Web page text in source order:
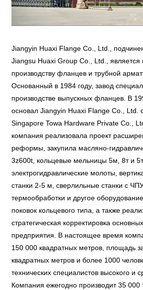
Jiangyin Huaxi Flange Co., Ltd.,
Jiangsu Huaxi Group Co., Ltd.,
производству фланцев и трубной
Основанный в 1984 году, завод
производстве выпускных фланцев. В
основал Jiangyin Huaxi Flange Co., Ltd.
Singapore Towa Hardware Private Co.,
компания реализовала проект
реформы, закупила масляно-
3z600t, кольцевые мельницы 5м, 8т и
электрогидравлические молоты,
станки 2-5 м, сверлильные станки с
термообработки и другое
поковок кольцевого типа, а также
стратегическая корректировка
предприятия. В настоящее время
150 000 квадратных метров, площадь
квадратных метров и более 1000
технических специалистов высокого и
Компания ежегодно производит 35 000